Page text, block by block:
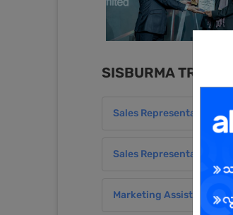
SISBURMA
Sales Representative
Sales Representative
Marketing Assistant